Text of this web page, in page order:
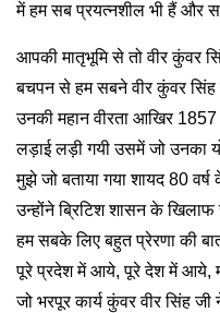
में हम सब प्रयत्नशील भी हैं और
आपकी मातृभूमि से तो वीर कुंवर
बचपन से हम सबने वीर कुंवर सिंह
उनकी महान वीरता आखिर
लड़ाई लड़ी गयी उसमें जो उनका
मुझे जो बताया गया शायद 80
उन्होंने ब्रिटिश शासन के
हम सबके लिए बहुत प्रेरणा की
पूरे प्रदेश में आये, पूरे देश में आये,
जो भरपूर कार्य कुंवर वीर सिंह